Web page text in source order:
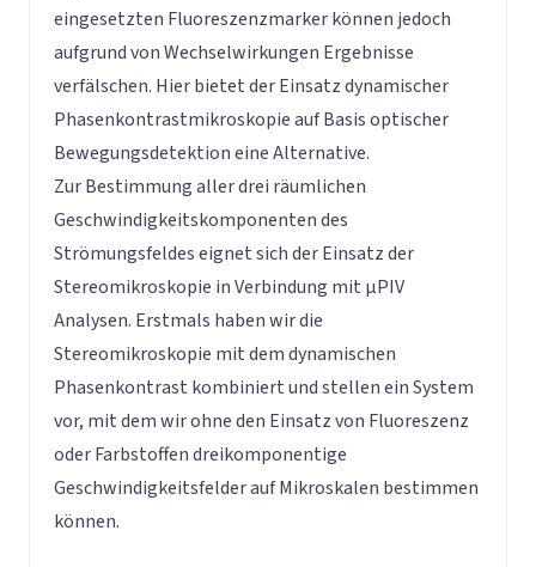
eingesetzten Fluoreszenzmarker können jedoch
aufgrund von Wechselwirkungen Ergebnisse
verfälschen. Hier bietet der Einsatz dynamischer
Phasenkontrastmikroskopie auf Basis optischer
Bewegungsdetektion eine Alternative.
Zur Bestimmung aller drei räumlichen
Geschwindigkeitskomponenten des
Strömungsfeldes eignet sich der Einsatz der
Stereomikroskopie in Verbindung mit µPIV
Analysen. Erstmals haben wir die
Stereomikroskopie mit dem dynamischen
Phasenkontrast kombiniert und stellen ein System
vor, mit dem wir ohne den Einsatz von Fluoreszenz
oder Farbstoffen dreikomponentige
Geschwindigkeitsfelder auf Mikroskalen bestimmen
können.